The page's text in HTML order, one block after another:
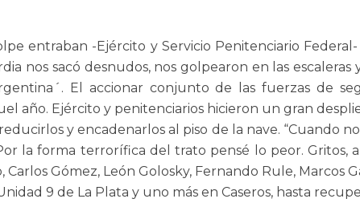
entraban -Ejército y Servicio Penitenciario
nos sacó desnudos, nos golpearon en las escaleras
El accionar conjunto de las fuerzas de
año. Ejército y penitenciarios hicieron un gran
y encadenarlos al piso de la nave. “Cuando
la forma terrorífica del trato pensé lo peor. Gritos,
Carlos Gómez, León Golosky, Fernando Rule,
9 de La Plata y uno más en Caseros, hasta